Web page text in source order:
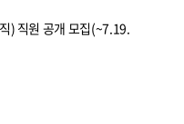
) 직원 공개 모집(~7.19.